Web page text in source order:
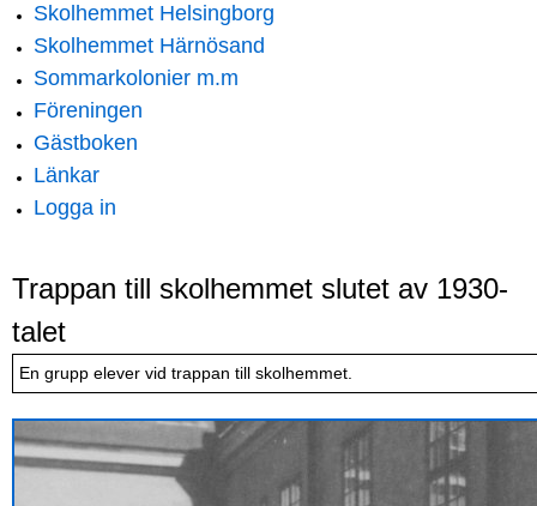
Skolhemmet Helsingborg
Skolhemmet Härnösand
Sommarkolonier m.m
Föreningen
Gästboken
Länkar
Logga in
Trappan till skolhemmet slutet av 1930-
talet
En grupp elever vid trappan till skolhemmet.